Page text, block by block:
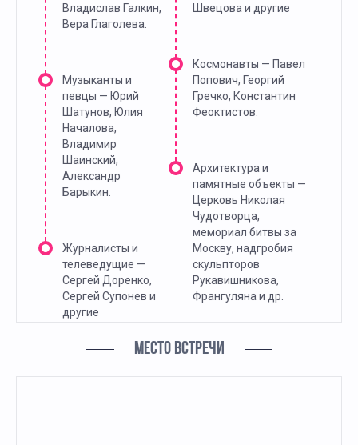
Владислав Галкин,
Вера Глаголева.
Музыканты и
певцы — Юрий
Шатунов, Юлия
Началова,
Владимир
Шаинский,
Александр
Барыкин.
Журналисты и
телеведущие —
Сергей Доренко,
Сергей Супонев и
другие
Швецова и другие
Космонавты — Павел
Попович, Георгий
Гречко, Константин
Феоктистов.
Архитектура и
памятные объекты —
Церковь Николая
Чудотворца,
мемориал битвы за
Москву, надгробия
скульпторов
Рукавишникова,
Франгуляна и др.
МЕСТО ВСТРЕЧИ